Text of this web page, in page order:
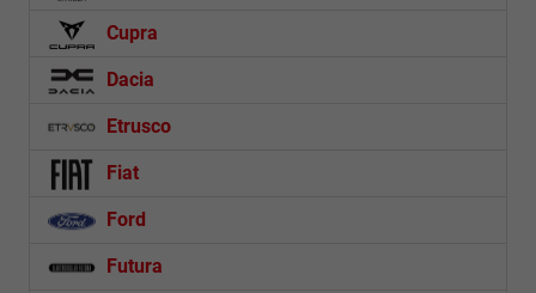
Cupra
Dacia
Etrusco
Fiat
Ford
Futura